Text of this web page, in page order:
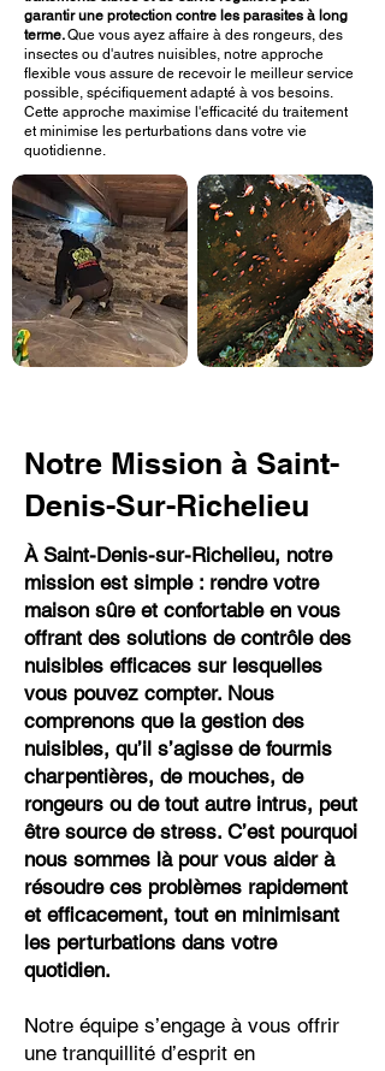
garantir une protection contre les parasites à long
terme.Que vous ayez affaire à des rongeurs, des
insectes ou d'autres nuisibles, notre approche
flexible vous assure de recevoir le meilleur service
possible, spécifiquement adapté à vos besoins.
Cette approche maximise l'efficacité du traitement
et minimise les perturbations dans votre vie
quotidienne.
Notre Mission à Saint-
Denis-Sur-Richelieu
À Saint-Denis-sur-Richelieu, notre
mission est simple : rendre votre
maison sûre et confortable en vous
offrant des solutions de contrôle des
nuisibles efficaces sur lesquelles
vous pouvez compter. Nous
comprenons que la gestion des
nuisibles, qu’il s’agisse de fourmis
charpentières, de mouches, de
rongeurs ou de tout autre intrus, peut
être source de stress. C’est pourquoi
nous sommes là pour vous aider à
résoudre ces problèmes rapidement
et efficacement, tout en minimisant
les perturbations dans votre
quotidien.
Notre équipe s’engage à vous offrir
une tranquillité d’esprit en